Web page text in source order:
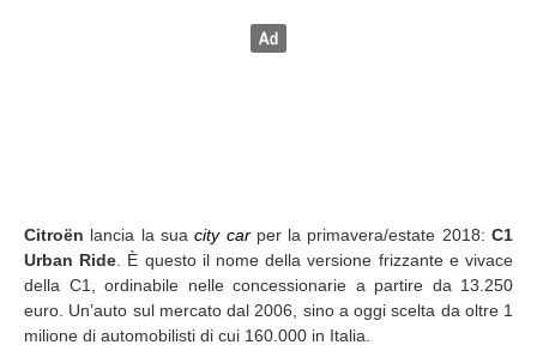
Citroën lancia la suacity carper la primavera/estate 2018:C1
Urban Ride . È questo il nome della versione frizzante e vivace
della C1, ordinabile nelle concessionarie a partire da 13.250
euro. Un’auto sul mercato dal 2006, sino a oggi scelta da oltre 1
milione di automobilisti di cui 160.000 in Italia.